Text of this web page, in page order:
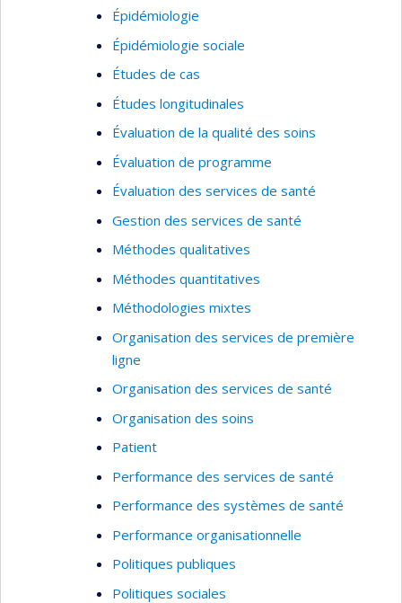
Épidémiologie
Épidémiologie sociale
Études de cas
Études longitudinales
Évaluation de la qualité des soins
Évaluation de programme
Évaluation des services de santé
Gestion des services de santé
Méthodes qualitatives
Méthodes quantitatives
Méthodologies mixtes
Organisation des services de première
ligne
Organisation des services de santé
Organisation des soins
Patient
Performance des services de santé
Performance des systèmes de santé
Performance organisationnelle
Politiques publiques
Politiques sociales